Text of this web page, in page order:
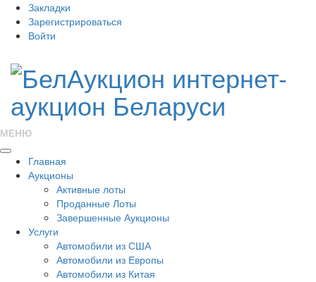
Закладки
Зарегистрироваться
Войти
МЕНЮ
Главная
Аукционы
Активные лоты
Проданные Лоты
Завершенные Аукционы
Услуги
Автомобили из США
Автомобили из Европы
Автомобили из Китая